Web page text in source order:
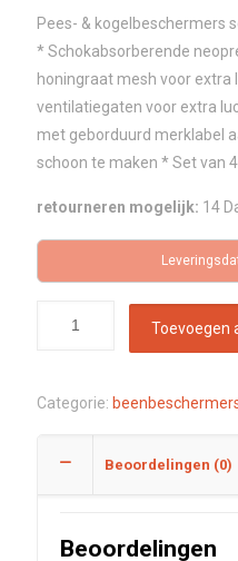
Pees- & kogelbeschermers
* Schokabsorberende
honingraat mesh voor
ventilatiegaten voor extra
met geborduurd merklabel
schoon te maken * Set van
retourneren mogelijk: 14
Toevoegen
Categorie:
Beoordelingen (0)
Beoordelingen